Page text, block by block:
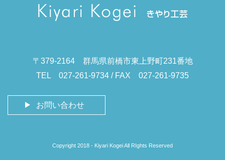
〒379-2164 群馬県前橋市東上野町231番地
TEL 027-261-9734 / FAX 027-261-9735
お問い合わせ
Copyright 2018 - Kiyari Kogei All RIghts Reserved